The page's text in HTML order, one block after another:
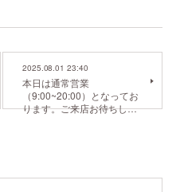
2025.08.01 23:40
本日は通常営業
（9:00~20:00）となってお
ります。ご来店お待ちし…